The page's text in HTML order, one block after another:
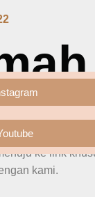
- No.66
dari BPD
ke link
kami.